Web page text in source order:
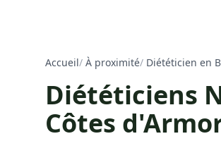
Accueil/ À proximité/ Diététicien en
Diététiciens
Côtes